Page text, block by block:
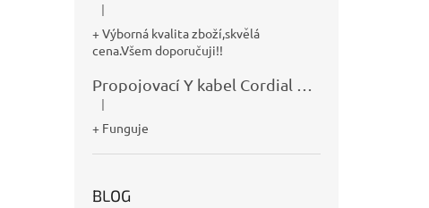
Hodnocení produktu je 5 z 5 hvězdiček.
|
+ Výborná kvalita zboží,skvělá
cena.Všem doporučuji!!
Hodnocení produktu je 5 z 5 hvězdiček.
|
+ Funguje
BLOG